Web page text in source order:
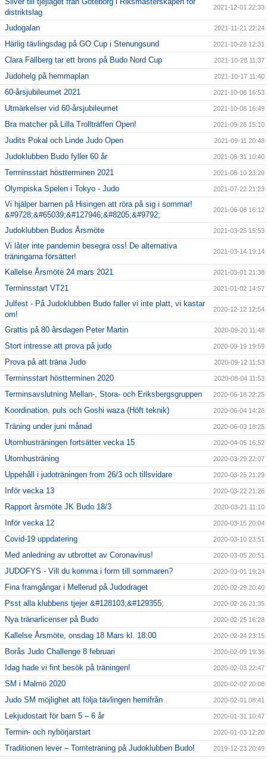
distriktslag
2021-12-01 22:33
Judogalan 2021-11-21 22:24
Härlig tävlingsdag på GO Cup i Stenungsund 2021-10-28 12:31
Clara Fällberg tar ett brons på Budo Nord Cup 2021-10-28 11:37
Judohelg på hemmaplan 2021-10-17 11:40
60-årsjubileumet 2021 2021-10-08 16:53
Utmärkelser vid 60-årsjubileumet 2021-10-08 16:49
Bra matcher på Lilla Trollträffen Open! 2021-09-26 15:10
Judits Pokal och Linde Judo Open 2021-09-11 20:48
Judoklubben Budo fyller 60 år 2021-08-31 10:40
Terminsstart höstterminen 2021 2021-08-10 23:29
Olympiska Spelen i Tokyo - Judo 2021-07-22 21:23
Vi hjälper barnen på Hisingen att röra på sig i sommar!
&#9728;&#65039;&#127946;&#8205;&#9792;
2021-06-08 16:12
Judoklubben Budos Årsmöte 2021-03-25 15:53
Vi låter inte pandemin besegra oss! De alternativa
träningarna försätter!
2021-03-14 19:14
Kallelse Årsmöte 24 mars 2021 2021-03-01 21:38
Terminsstart VT21 2021-01-02 14:57
Julfest - På Judoklubben Budo faller vi inte platt, vi kastar
om!
2020-12-12 12:54
Grattis på 80 årsdagen Peter Martin 2020-09-20 11:48
Stort intresse att prova på judo 2020-09-19 19:59
Prova på att träna Judo 2020-09-12 11:53
Terminsstart höstterminen 2020 2020-08-04 11:53
Terminsavslutning Mellan-, Stora- och Eriksbergsgruppen 2020-06-18 22:25
Koordination, puls och Goshi waza (Höft teknik) 2020-06-04 14:26
Träning under juni månad 2020-06-03 18:25
Utomhusträningen fortsätter vecka 15 2020-04-05 16:52
Utomhusträning 2020-03-29 22:07
Uppehåll i judoträningen from 26/3 och tillsvidare 2020-03-25 21:29
Inför vecka 13 2020-03-22 21:26
Rapport årsmöte JK Budo 18/3 2020-03-21 11:10
Inför vecka 12 2020-03-15 20:04
Covid-19 uppdatering 2020-03-10 23:51
Med anledning av utbrottet av Coronavirus! 2020-03-05 20:51
JUDOFYS - Vill du komma i form till sommaren? 2020-03-01 19:24
Fina framgångar i Mellerud på Judodraget 2020-02-29 20:40
Psst alla klubbens tjejer &#128103;&#129355; 2020-02-26 21:35
Nya tränarlicenser på Budo 2020-02-25 16:28
Kallelse Årsmöte, onsdag 18 Mars kl. 18:00 2020-02-24 23:15
Borås Judo Challenge 8 februari 2020-02-09 19:36
Idag hade vi fint besök på träningen! 2020-02-03 22:47
SM i Malmö 2020 2020-02-02 20:08
Judo SM möjlighet att följa tävlingen hemifrån 2020-02-01 08:41
Lekjudostart för barn 5 – 6 år 2020-01-31 10:47
Termin- och nybörjarstart 2020-01-03 12:20
Traditionen lever – Tomteträning på Judoklubben Budo! 2019-12-23 20:49